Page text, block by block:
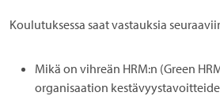
Koulutuksessa saat vastauksia
Mikä on vihreän HRM:n (Green
organisaation